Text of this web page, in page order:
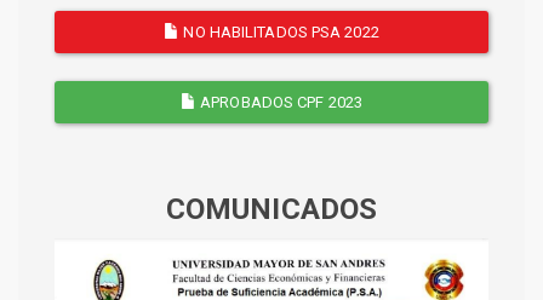
NO HABILITADOS PSA 2022
APROBADOS CPF 2023
COMUNICADOS